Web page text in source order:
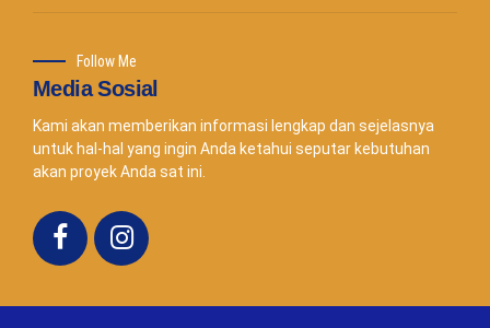
Follow Me
Media Sosial
Kami akan memberikan informasi lengkap dan sejelasnya
untuk hal-hal yang ingin Anda ketahui seputar kebutuhan
akan proyek Anda sat ini.